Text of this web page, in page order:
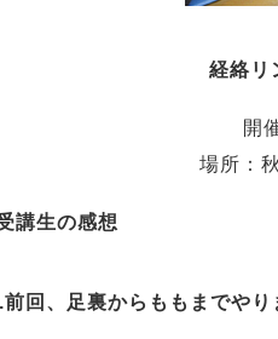
経絡リ
開
場所：
講生の感想
前回、足裏からももまでや